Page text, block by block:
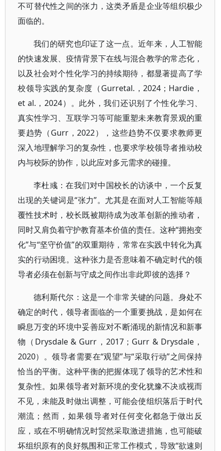
不可替代性之间的张力，这类矛盾是企业等组织极少
面临的。
我们的研究也印证了这一点。近年来，人工智能
的快速发展、疫情背景下在线与混合教学的常态化，
以及社会对个性化学习的持续期待，都显著提高了学
校领导实践的复杂度（Gurretal.，2024；Hardie，
et al.，2024）。此外，我们还识别了个性化学习、
真实性学习、互联学习等可能重塑未来教育景观的重
要趋势（Gurr，2022），这些趋势不仅要求教师更
深入地理解学习的复杂性，也要求学校领导者推动校
内与校际的协作，以此应对多元需求的碰撞。
李杜彧：在我们对中国校长的访谈中，一个反复
出现的关键词是“张力”。尤其是在面对人工智能等颠
覆性技术时，校长既被期待成为改革创新的推动者，
同时又肩负着守护教育基本价值的责任。这种“拥抱变
化”与“坚守价值”的双重期待，常常在实践中转化为真
实的行动困境。这种张力是否意味着不确定时代的领
导者必须在创新与守成之间作出非此即彼的选择？
德利斯代尔：这是一个非常关键的问题。身处不
确定的时代，领导者面临的一个重要挑战，是如何在
瞬息万变的环境中妥善应对不断涌现的新情况和新事
物（Drysdale & Gurr，2017；Gurr & Drysdale，
2020）。领导者需要在“观望”与“采取行动”之间保持
恰当的平衡。这种平衡的把握体现了领导的艺术性和
复杂性。如果领导者对新环境的变化犹豫不决或视而
不见，未能及时做出调整，可能会使组织落后于时代
潮流；然而，如果领导者对任何变化都急于做出反
应，或在不明确情况时贸然采取激进措施，也可能破
坏组织原有的良好氛围和正常工作模式，导致“欲速则